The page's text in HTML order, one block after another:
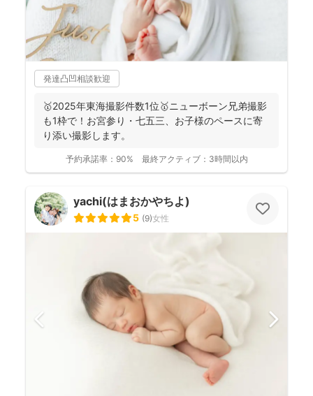
発達凸凹相談歓迎
🥇2025年東海撮影件数1位🥇ニューボーン兄弟撮影
も1枠で！お宮参り・七五三、お子様のペースに寄
り添い撮影します。
予約承諾率： 90% 最終アクティブ： 3時間以内
yachi(はまおかやちよ)
5 (9)女性